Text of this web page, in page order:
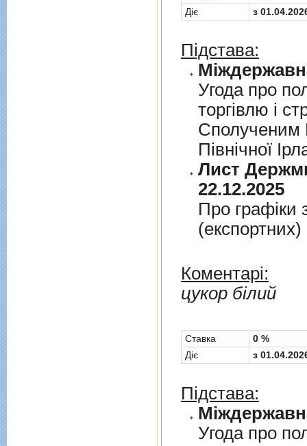
Діє
з
Підстава:
Угода про
торгiвлю i
Сполученим
Пiвнiчної
Лист
22.12.2025
Про графiки
Коментарі:
цукор білий
Cтавка
0 %
Діє
з
Підстава:
Угода про